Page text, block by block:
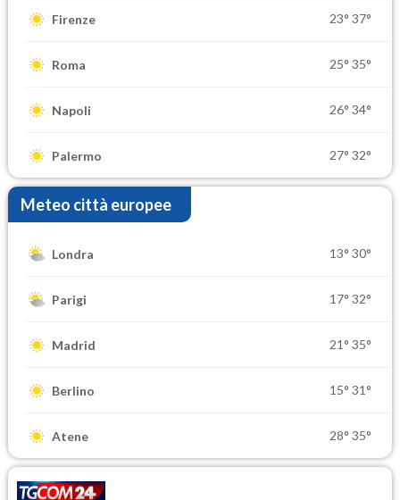
Firenze 23° 37°
Roma 25° 35°
Napoli 26° 34°
Palermo 27° 32°
Meteo città europee
Londra 13° 30°
Parigi 17° 32°
Madrid 21° 35°
Berlino 15° 31°
Atene 28° 35°